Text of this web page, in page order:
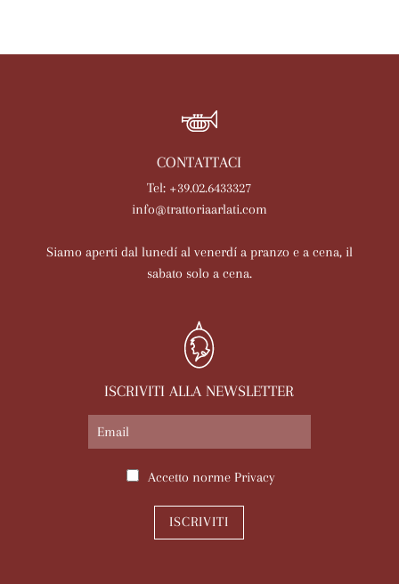
CONTATTACI
Tel: +39.02.6433327
info@trattoriaarlati.com
Siamo aperti dal lunedí al venerdí a pranzo e a cena, il
sabato solo a cena.
ISCRIVITI ALLA NEWSLETTER
Accetto norme Privacy
ISCRIVITI